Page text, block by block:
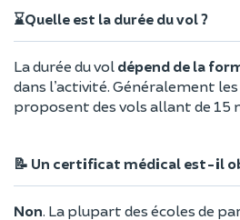
⌛Quelle est la durée du vol ?
La durée du vol dépend de la
dans l’activité. Généralement
proposent des vols allant de 15
📝 Un certificat médical est-il
Non. La plupart des écoles de